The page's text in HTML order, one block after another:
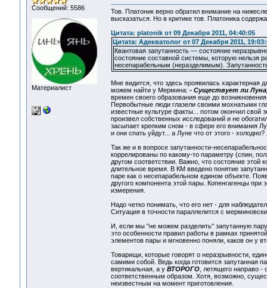
Сообщений: 5586
Материалист
Тов. Платоник верно обратил внимание на
высказаться. Но в критике тов. Платоника
Цитата: platonik от 09 Декабря 2011, 04:40:05
Цитата: Адекватолог от 07 Декабря 2011,
Квантовая запутанность — состояние
состояние составной системы, которую нельзя
несепарабельным (неразделимым).
Мне видится, что здесь проявилась
можем найти у Мермина: - Существует ли
времен своего образования еще до
Первобытные люди глазели своими мохнатыми
известные культуре факты... потом окончил свой
произвел собственных исследований и не
засыпает крепким сном - в сфере его внимания
и они спать уйдут... а Луне что от этого -
Так же и в вопросе запутанности-
коррелированы по какому-то параметру (спин,
другом соответствии. Важно, что состояние этой
длительное время. В КМ введено понятие
паре как о несепарабельном едином объекте.
другого компонента этой пары. Копенгагенцы при
измерения.
Надо четко понимать, что его нет - для
Ситуация в точности параллелится с
И, если мы "не можем разделить" запутанную
это особенности правил работы в рамках
элементов пары и мгновенно поняли, каков он у
Товарищи, которые говорят о неразрывности,
самими собой. Ведь когда готовится запутанная
вертикальная, а у ВТОРОГО, летящего направо -
соответственным образом. Хотя, возможно,
неизвестным на момент приготовления.